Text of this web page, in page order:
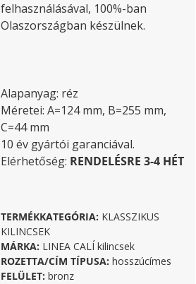
felhasználásával, 100%-ban
Olaszországban készülnek.
Alapanyag: réz
Méretei: A=124 mm, B=255 mm,
C=44 mm
10 év gyártói garanciával.
Elérhetőség: RENDELÉSRE 3-4 HÉT
TERMÉKKATEGÓRIA: KLASSZIKUS
KILINCSEK
MÁRKA: LINEA CALÍ kilincsek
ROZETTA/CÍM TÍPUSA: hosszúcímes
FELÜLET: bronz